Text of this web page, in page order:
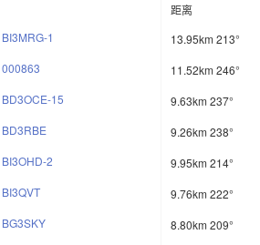
距离
BI3MRG-1
13.95km 213°
000863
11.52km 246°
BD3OCE-15
9.63km 237°
BD3RBE
9.26km 238°
BI3OHD-2
9.95km 214°
BI3QVT
9.76km 222°
BG3SKY
8.80km 209°